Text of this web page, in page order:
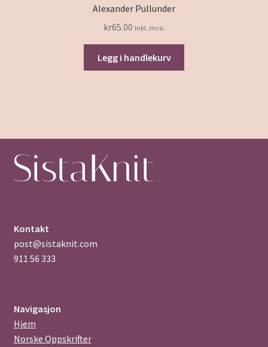
Alexander Pullunder
kr65.00 Inkl. mva.
Legg i handlekurv
Kontakt
post@sistaknit.com
911 56 333
Navigasjon
Hjem
Norske Oppskrifter